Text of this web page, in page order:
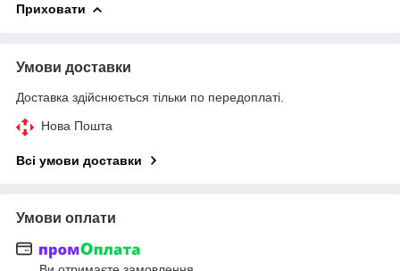
Приховати
Умови доставки
Доставка здійснюється тільки по передоплаті.
Нова Пошта
Всі умови доставки
Умови оплати